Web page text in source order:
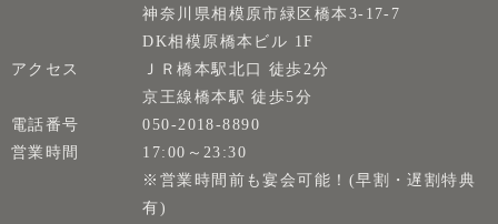
神奈川県相模原市緑区橋本3-17-7
DK相模原橋本ビル 1F
アクセス
ＪＲ橋本駅北口 徒歩2分
京王線橋本駅 徒歩5分
電話番号
050-2018-8890
営業時間
17:00～23:30
※営業時間前も宴会可能！(早割・遅割特典
有)